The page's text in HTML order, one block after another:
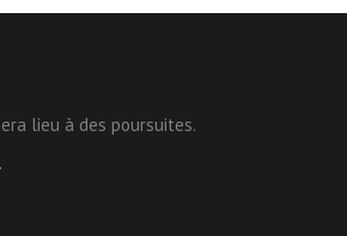
lieu à des poursuites.